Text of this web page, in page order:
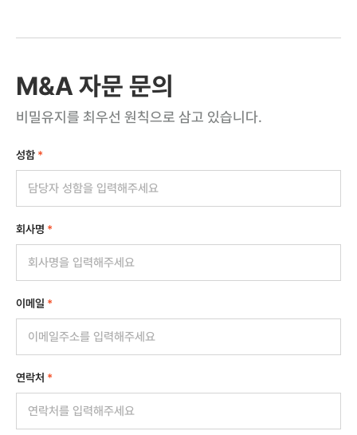
M&A 자문 문의
비밀유지를 최우선 원칙으로 삼고 있습니다.
성함 *
회사명 *
이메일 *
연락처 *